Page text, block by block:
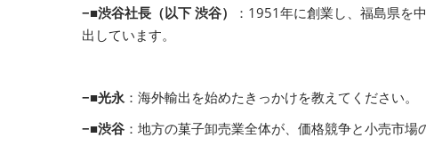
−■渋谷社長（以下 渋谷）
：1951年に創業し、福島県を
出しています。
−■光永：海外輸出を始めたきっかけを教えてください。
−■渋谷 ：地方の菓子卸売業全体が、価格競争と小売市